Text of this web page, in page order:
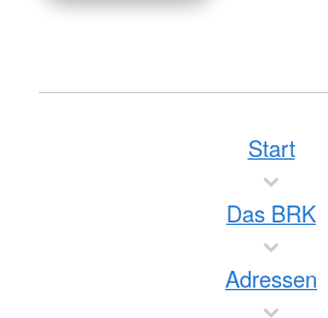
Start
Das BRK
Adressen